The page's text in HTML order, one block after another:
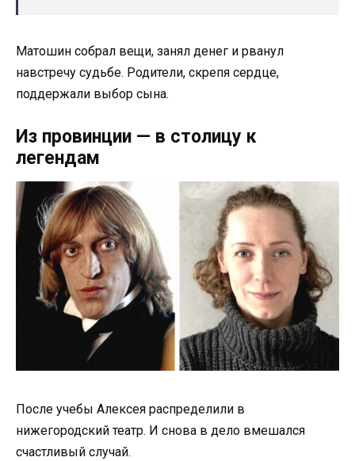
Матошин собрал вещи, занял денег и рванул
навстречу судьбе. Родители, скрепя сердце,
поддержали выбор сына.
Из провинции — в столицу к
легендам
После учебы Алексея распределили в
нижегородский театр. И снова в дело вмешался
счастливый случай.